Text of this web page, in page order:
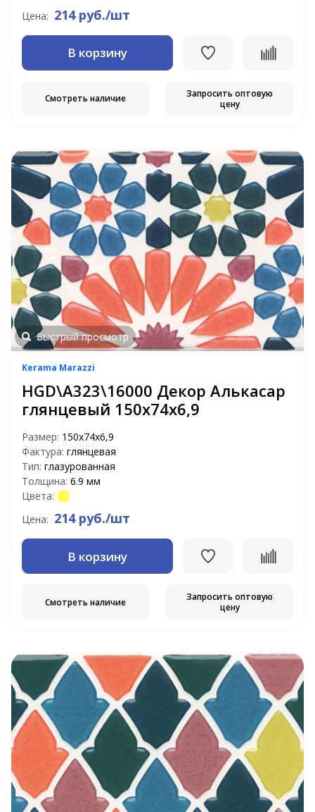
Цена: 214 руб./шт
В корзину
Смотреть наличие
Запросить оптовую
цену
Быстрый просмотр
Kerama Marazzi
HGD\A323\16000 Декор Алькасар
глянцевый 150х74х6,9
Размер: 150х74х6,9
Фактура: глянцевая
Тип: глазурованная
Толщина: 6.9 мм
Цвета:
Цена: 214 руб./шт
В корзину
Смотреть наличие
Запросить оптовую
цену